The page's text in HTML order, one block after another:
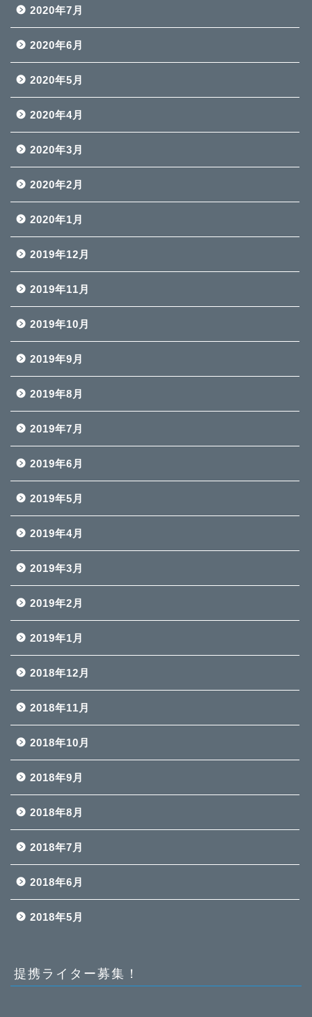
2020年7月
2020年6月
2020年5月
2020年4月
2020年3月
2020年2月
2020年1月
2019年12月
2019年11月
2019年10月
2019年9月
2019年8月
2019年7月
2019年6月
2019年5月
2019年4月
2019年3月
2019年2月
2019年1月
2018年12月
2018年11月
2018年10月
2018年9月
2018年8月
2018年7月
2018年6月
2018年5月
提携ライター募集！